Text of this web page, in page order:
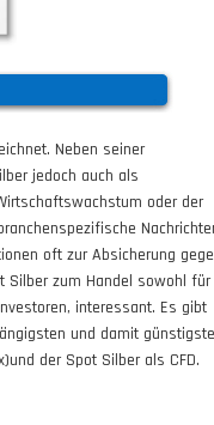
Neben seiner
jedoch auch als
oder der
oft zur Absicherung
Silber zum Handel sowohl für
interessant. Es gibt
und damit
der Spot Silber als CFD.